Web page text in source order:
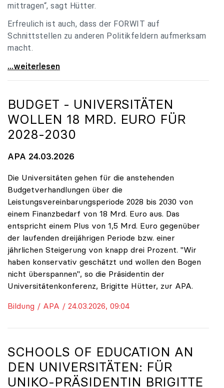
mittragen“, sagt Hütter.
Erfreulich ist auch, dass der FORWIT auf
Schnittstellen zu anderen Politikfeldern aufmerksam
macht.
uniko zu FORWIT-Analyse: Wichtige Themen
...weiterlesen
BUDGET - UNIVERSITÄTEN
WOLLEN 18 MRD. EURO FÜR
2028-2030
APA 24.03.2026
Die Universitäten gehen für die anstehenden
Budgetverhandlungen über die
Leistungsvereinbarungsperiode 2028 bis 2030 von
einem Finanzbedarf von 18 Mrd. Euro aus. Das
entspricht einem Plus von 1,5 Mrd. Euro gegenüber
der laufenden dreijährigen Periode bzw. einer
jährlichen Steigerung von knapp drei Prozent. "Wir
haben konservativ geschätzt und wollen den Bogen
nicht überspannen", so die Präsidentin der
Universitätenkonferenz, Brigitte Hütter, zur APA.
Bildung / APA / 24.03.2026, 09:04
SCHOOLS OF EDUCATION AN
DEN UNIVERSITÄTEN: FÜR
UNIKO-PRÄSIDENTIN BRIGITTE